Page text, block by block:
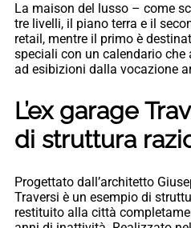
La maison del lusso – come
tre livelli, il piano terra e il
retail, mentre il primo è
speciali con un calendario
ad esibizioni dalla vocazione
L’ex garage
di struttura
Progettato dall’architetto
Traversi è un esempio di
restituito alla città